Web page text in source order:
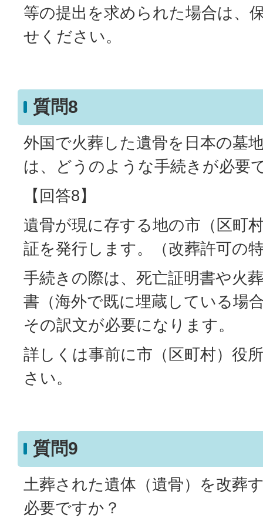
等の提出を求められた場合は、
せください。
質問8
外国で火葬した遺骨を日本の墓
は、どうのような手続きが必要
【回答8】
遺骨が現に存する地の市（区町
証を発行します。（改葬許可の
手続きの際は、死亡証明書や火
書（海外で既に埋蔵している場
その訳文が必要になります。
詳しくは事前に市（区町村）役
さい。
質問9
土葬された遺体（遺骨）を改葬
必要ですか？